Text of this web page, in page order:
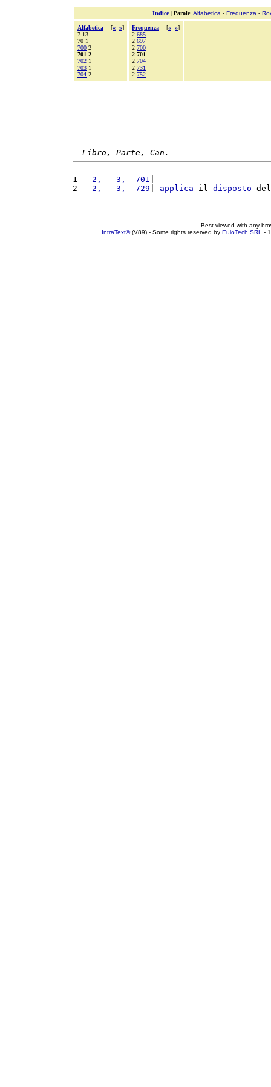
Indice| Parole: Alfabetica - Frequenza -
Alfabetica [« »]
7 13
70 1
700 2
701 2
702 1
703 1
704 2
Frequenza [« »]
2 685
2 697
2 700
2 701
2 704
2 731
2 752
Libro, Parte, Can.
1
  2,   3,  701
2
  2,   3,  729
applica il disposto
Best viewed with any
IntraText®(V89) - Some rights reserved by EuloTech SRL -